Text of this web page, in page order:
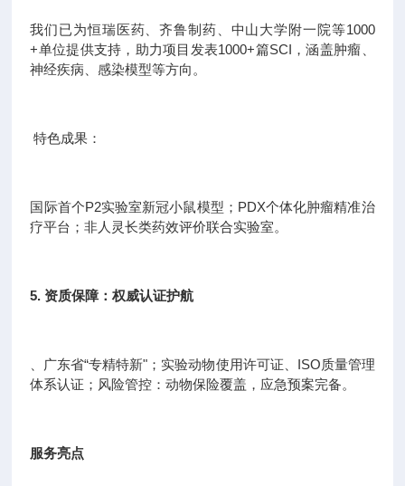
我们已为恒瑞医药、齐鲁制药、中山大学附一院等1000
+单位提供支持，助力项目发表1000+篇SCI，涵盖肿瘤、
神经疾病、感染模型等方向。
特色成果：
国际首个P2实验室新冠小鼠模型；PDX个体化肿瘤精准治
疗平台；非人灵长类药效评价联合实验室。
5. 资质保障：权威认证护航
、广东省“专精特新"；实验动物使用许可证、ISO质量管理
体系认证；风险管控：动物保险覆盖，应急预案完备。
服务亮点